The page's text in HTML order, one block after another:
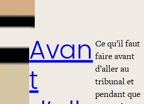
Avan
t
Ce qu’il faut
faire avant
d’aller au
tribunal et
pendant que